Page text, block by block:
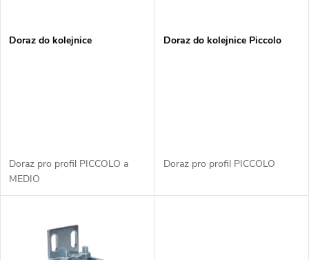
p
d
u
s
d
u
Doraz do kolejnice
Doraz pro profil PICCOLO a
MEDIO
Doraz do kolejnice Piccolo
Doraz pro profil PICCOLO